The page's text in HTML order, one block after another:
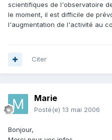
scientifiques de l'observatoire
le moment, il est difficile de
l'augmentation de l'activité au
Citer
Marie
Posté(e) 13 mai 2006
Bonjour,